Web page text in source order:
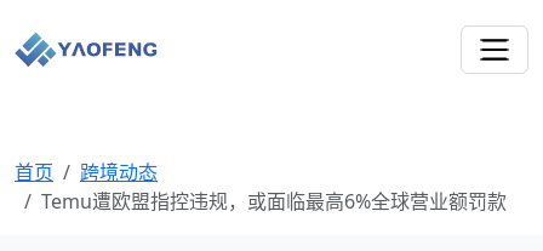
首页
跨境动态
Temu遭欧盟指控违规，或面临最高6%全球营业额罚款